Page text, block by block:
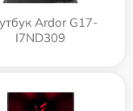
Ardor G17-
I7ND309